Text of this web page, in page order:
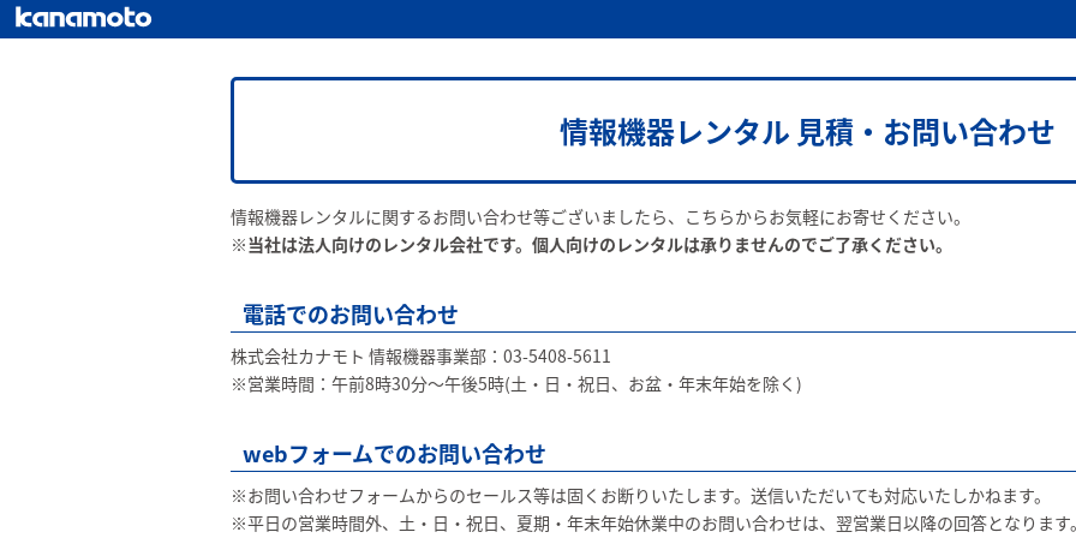
情報機器レンタル 見積・お問い合わせ
情報機器レンタルに関するお問い合わせ等ございましたら、こちらからお気軽にお寄せください。
※当社は法人向けのレンタル会社です。個人向けのレンタルは承りませんのでご了承ください。
電話でのお問い合わせ
株式会社カナモト 情報機器事業部：03-5408-5611
※営業時間：午前8時30分〜午後5時(土・日・祝日、お盆・年末年始を除く)
webフォームでのお問い合わせ
※お問い合わせフォームからのセールス等は固くお断りいたします。送信いただいても対応いたしかねます。
※平日の営業時間外、土・日・祝日、夏期・年末年始休業中のお問い合わせは、翌営業日以降の回答となります